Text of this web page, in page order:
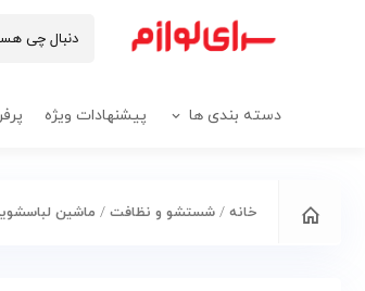
دسته بندی ها پیشنهادات ویژه
خانه / شستشو و نظافت / ماشین